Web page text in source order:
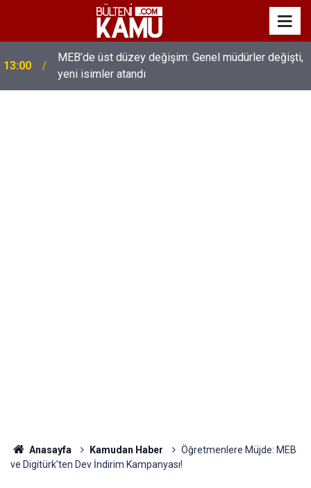
13:00
MEB’de üst düzey değişim: Genel müdürler değişti,
yeni isimler atandı
Anasayfa Kamudan Haber
Öğretmenlere Müjde: MEB
ve Digitürk'ten Dev İndirim Kampanyası!